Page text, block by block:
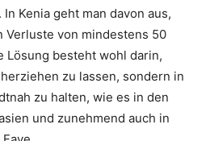
Kenia geht man davon aus,
Verluste von mindestens 50
Lösung besteht wohl darin,
zu lassen, sondern in
zu halten, wie es in den
und zunehmend auch in